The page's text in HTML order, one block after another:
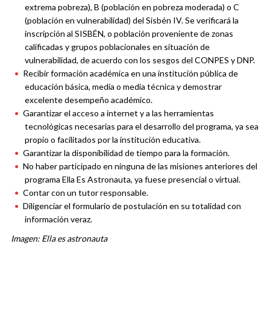
extrema pobreza), B (población en pobreza moderada) o C
(población en vulnerabilidad) del Sisbén IV. Se verificará la
inscripción al SISBÉN, o población proveniente de zonas
calificadas y grupos poblacionales en situación de
vulnerabilidad, de acuerdo con los sesgos del CONPES y DNP.
Recibir formación académica en una institución pública de
educación básica, media o media técnica y demostrar
excelente desempeño académico.
Garantizar el acceso a internet y a las herramientas
tecnológicas necesarias para el desarrollo del programa, ya sea
propio o facilitados por la institución educativa.
Garantizar la disponibilidad de tiempo para la formación.
No haber participado en ninguna de las misiones anteriores del
programa Ella Es Astronauta, ya fuese presencial o virtual.
Contar con un tutor responsable.
Diligenciar el formulario de postulación en su totalidad con
información veraz.
Imagen: Ella es astronauta